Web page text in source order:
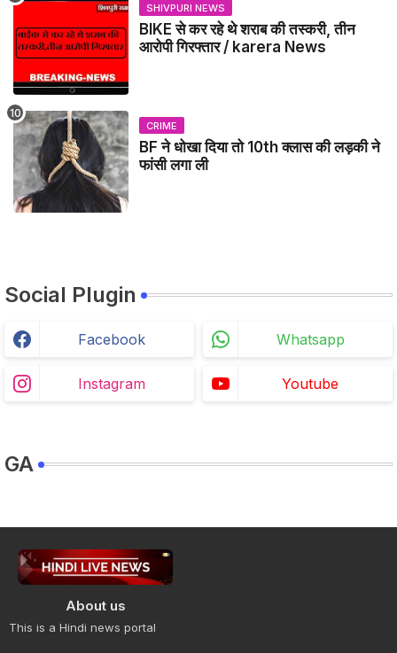
SHIVPURI NEWS
BIKE से कर रहे थे शराब की तस्करी, तीन
आरोपी गिरफ्तार / karera News
CRIME
BF ने धोखा दिया तो 10th क्लास की लड़की ने
फांसी लगा ली
Social Plugin
Facebook Whatsapp
Instagram Youtube
GA
About us
This is a Hindi news portal